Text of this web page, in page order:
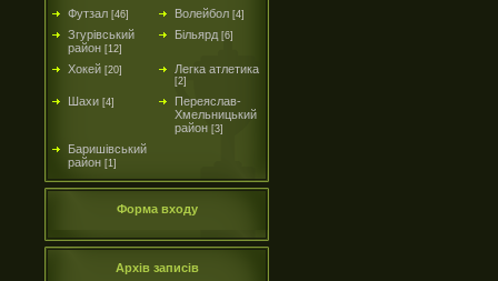
Футзал [46] Волейбол [4]
Згурівський
район [12]
Більярд [6]
Хокей [20] Легка атлетика
[2]
Шахи [4]
Переяслав-
Хмельницький
район [3]
Баришівський
район [1]
Форма входу
Архів записів